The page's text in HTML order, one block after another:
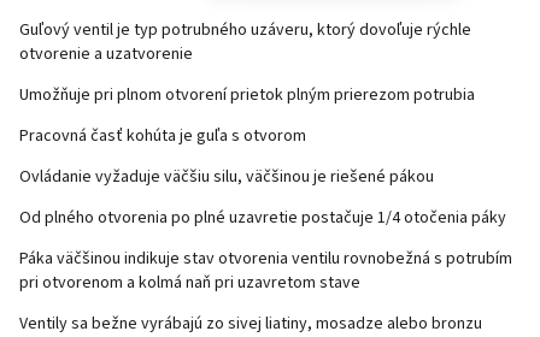
Guľový ventil je typ potrubného uzáveru, ktorý dovoľuje rýchle
otvorenie a uzatvorenie
Umožňuje pri plnom otvorení prietok plným prierezom potrubia
Pracovná časť kohúta je guľa s otvorom
Ovládanie vyžaduje väčšiu silu, väčšinou je riešené pákou
Od plného otvorenia po plné uzavretie postačuje 1/4 otočenia páky
Páka väčšinou indikuje stav otvorenia ventilu rovnobežná s potrubím
pri otvorenom a kolmá naň pri uzavretom stave
Ventily sa bežne vyrábajú zo sivej liatiny, mosadze alebo bronzu